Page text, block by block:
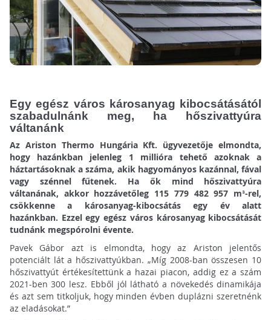
Egy egész város károsanyag kibocsátásától
szabadulnánk meg, ha hőszivattyúra
váltanánk
Az Ariston Thermo Hungária Kft. ügyvezetője elmondta,
hogy hazánkban jelenleg 1 millióra tehető azoknak a
háztartásoknak a száma, akik hagyományos kazánnal, fával
vagy szénnel fűtenek. Ha ők mind hőszivattyúra
váltanának, akkor hozzávetőleg 115 779 482 957 m³-rel,
csökkenne a károsanyag-kibocsátás egy év alatt
hazánkban. Ezzel egy egész város károsanyag kibocsátását
tudnánk megspórolni évente.
Pavek Gábor azt is elmondta, hogy az Ariston jelentős
potenciált lát a hőszivattyúkban. „Míg 2008-ban összesen 10
hőszivattyút értékesítettünk a hazai piacon, addig ez a szám
2021-ben 300 lesz. Ebből jól látható a növekedés dinamikája
és azt sem titkoljuk, hogy minden évben duplázni szeretnénk
az eladásokat.”